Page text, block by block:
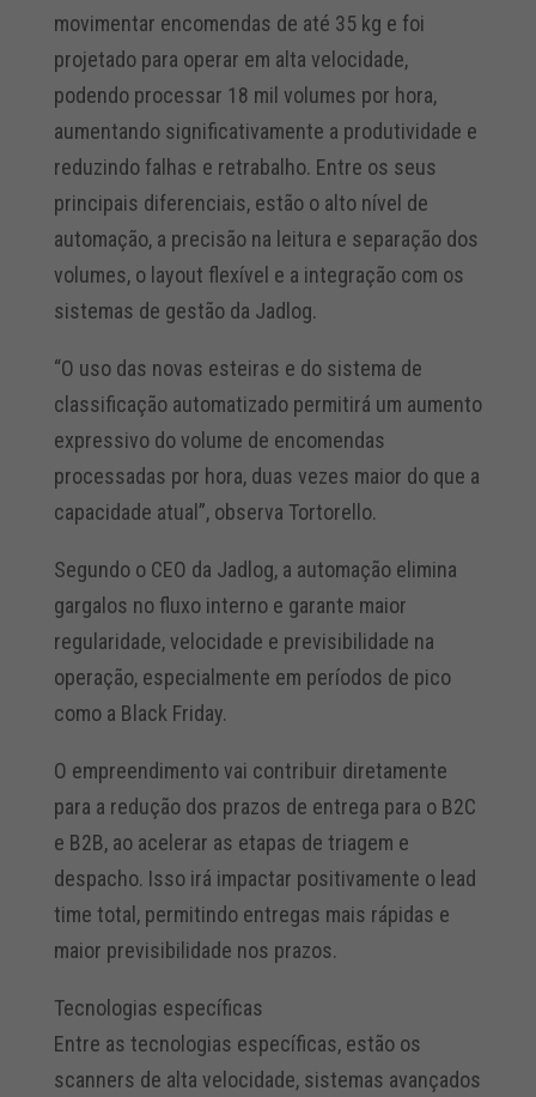
movimentar encomendas de até 35 kg e foi
projetado para operar em alta velocidade,
podendo processar 18 mil volumes por hora,
aumentando significativamente a produtividade e
reduzindo falhas e retrabalho. Entre os seus
principais diferenciais, estão o alto nível de
automação, a precisão na leitura e separação dos
volumes, o layout flexível e a integração com os
sistemas de gestão da Jadlog.
“O uso das novas esteiras e do sistema de
classificação automatizado permitirá um aumento
expressivo do volume de encomendas
processadas por hora, duas vezes maior do que a
capacidade atual”, observa Tortorello.
Segundo o CEO da Jadlog, a automação elimina
gargalos no fluxo interno e garante maior
regularidade, velocidade e previsibilidade na
operação, especialmente em períodos de pico
como a Black Friday.
O empreendimento vai contribuir diretamente
para a redução dos prazos de entrega para o B2C
e B2B, ao acelerar as etapas de triagem e
despacho. Isso irá impactar positivamente o lead
time total, permitindo entregas mais rápidas e
maior previsibilidade nos prazos.
Tecnologias específicas
Entre as tecnologias específicas, estão os
scanners de alta velocidade, sistemas avançados